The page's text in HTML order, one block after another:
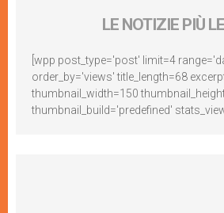
LE NOTIZIE PIÙ
[wpp post_type='post' limit=4
order_by='views' title_length=68
thumbnail_width=150
thumbnail_build='predefined'